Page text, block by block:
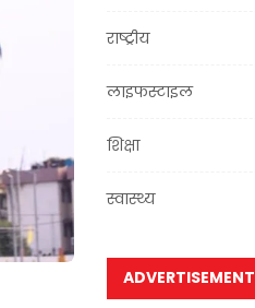
राष्ट्रीय
लाइफस्टाइल
शिक्षा
स्वास्थ्य
ADVERTISEMENT